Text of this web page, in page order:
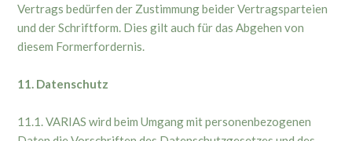
Vertrags bedürfen der Zustimmung beider Vertragsparteien
und der Schriftform. Dies gilt auch für das Abgehen von
diesem Formerfordernis.
11. Datenschutz
11.1. VARIAS wird beim Umgang mit personenbezogenen